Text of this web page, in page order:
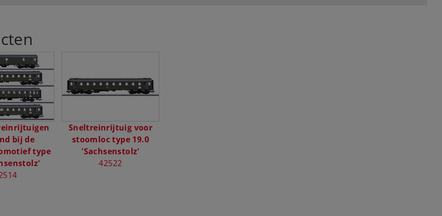
bij de
type
Sneltreinrijtuig voor
stoomloc type 19.0
'Sachsenstolz'
42522